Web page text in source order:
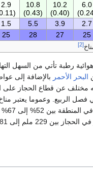
6.0
10.2
(0.40)
10.8
(0.43)
2.9
(0.11)
2.7
3.9
5.5
1.5
25
27
28
25
[2]
رطبة تأتي من السهل
البحر الأحمر بالإضافة إلى
الربيع. وعموما يعتبر